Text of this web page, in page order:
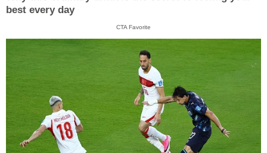
best every day
CTA Favorite